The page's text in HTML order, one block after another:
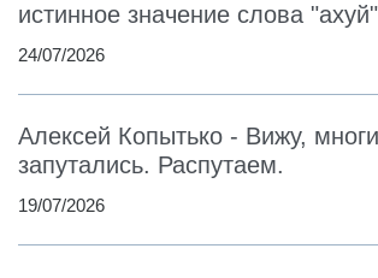
истинное значение слова "ахуй"
24/07/2026
Алексей Копытько - Вижу,
запутались. Распутаем.
19/07/2026